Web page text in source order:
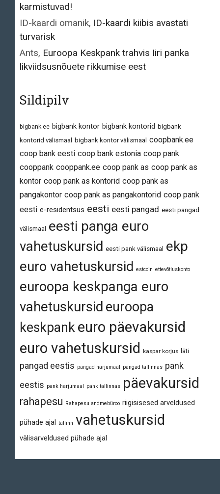
karmistuvad!
ID-kaardi omanik, ID-kaardi kiibis avastati
turvarisk
Ants, Euroopa Keskpank trahvis Iiri panka
likviidsusnõuete rikkumise eest
Sildipilv
bigbank.ee bigbank kontor bigbank kontorid bigbank
kontorid välismaal
bigbank kontor välismaal coopbank.ee
coop bank eesti coop bank estonia coop pank
cooppank cooppank.ee coop pank as coop pank as
kontor coop pank as kontorid coop pank as
pangakontor coop pank as pangakontorid coop pank
eesti e-residentsus eesti eesti pangad eesti pangad
välismaal eesti panga euro
vahetuskursid eesti pank välismaal ekp
euro vahetuskursid
estcoin ettevõtluskonto
euroopa keskpanga euro
vahetuskursid euroopa
keskpankeuro päevakursid
euro vahetuskursid
kaspar korjus läti
pangad eestis pangad harjumaal pangad tallinnas pank
eestis pank harjumaal pank tallinnas päevakursid
rahapesu Rahapesu andmebüroo riigisisesed arveldused
pühade ajal tallinn vahetuskursid
välisarveldused pühade ajal